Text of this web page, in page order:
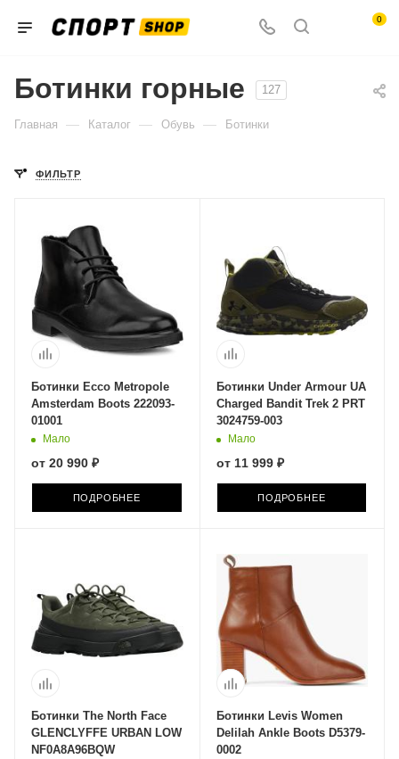
0
Ботинки горные 127
Главная — Каталог — Обувь — Ботинки
ФИЛЬТР
Ботинки Ecco Metropole
Amsterdam Boots 222093-
01001
Мало
от 20 990 ₽
ПОДРОБНЕЕ
Ботинки Under Armour UA
Charged Bandit Trek 2 PRT
3024759-003
Мало
от 11 999 ₽
ПОДРОБНЕЕ
Ботинки The North Face
GLENCLYFFE URBAN LOW
NF0A8A96BQW
Ботинки Levis Women
Delilah Ankle Boots D5379-
0002